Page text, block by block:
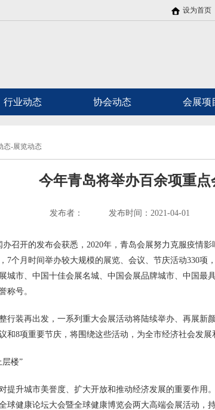
设为首页
行业动态 协会动态 会展项
态-展览动态
今年青岛将举办百余项重点
发布者： 发布时间：2021-04-01
办召开的发布会获悉，2020年，青岛会展努力克服疫情
7个月时间举办较大规模的展览、会议、节庆活动330项
城市、中国十佳会展名城、中国会展品牌城市、中国最
称号。
行装再出发，一系列重大会展活动将陆续举办、再展新
和8项重要节庆，将围绕这些活动，为全市经济社会发展
层楼”
提升城市美誉度、扩大开放和推动经济发展的重要作用
球健康论坛大会暨全球健康博览会两大高端会展活动，